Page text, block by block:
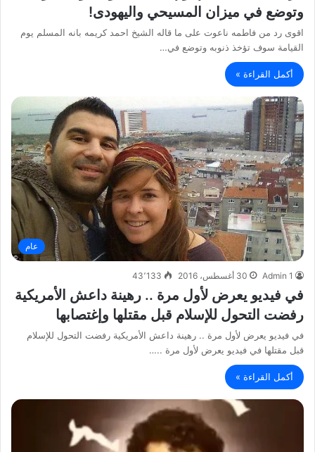
وتوضع في ميزان المسيحي واليهودى!
اقوى رد من فاطمه ناعوت على ما قاله الشيخ احمد كريمه بانه المسلم يوم
القيامة سوف تؤخذ ذنوبه وتوضع في…
أكمل القراءة »
عام
Admin 1 30 أغسطس، 2016 43٬133
في فيديو يعرض لأول مرة .. رهينة داعش الأمريكية
رفضت التحول للإسلام قبل مقتلها وإغتصابها
في فيديو يعرض لأول مرة .. رهينة داعش الأمريكية رفضت التحول للإسلام
قبل مقتلها في فيديو يعرض لأول مرة ..…
أكمل القراءة »